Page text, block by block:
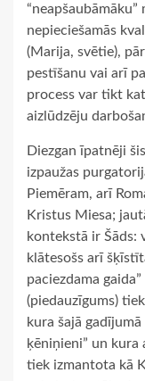
nepieciešamās
(Marija, svētie),
pestīšanu vai arī
process var tikt
aizlūdzēju
Diezgan īpatnēji
izpaužas
Piemēram, arī
Kristus Miesa;
kontekstā ir Šāds:
klātesošs arī
paciezdama
(piedauzīgums)
kura šajā
ķēniņieni” un kura
tiek izmantota kā